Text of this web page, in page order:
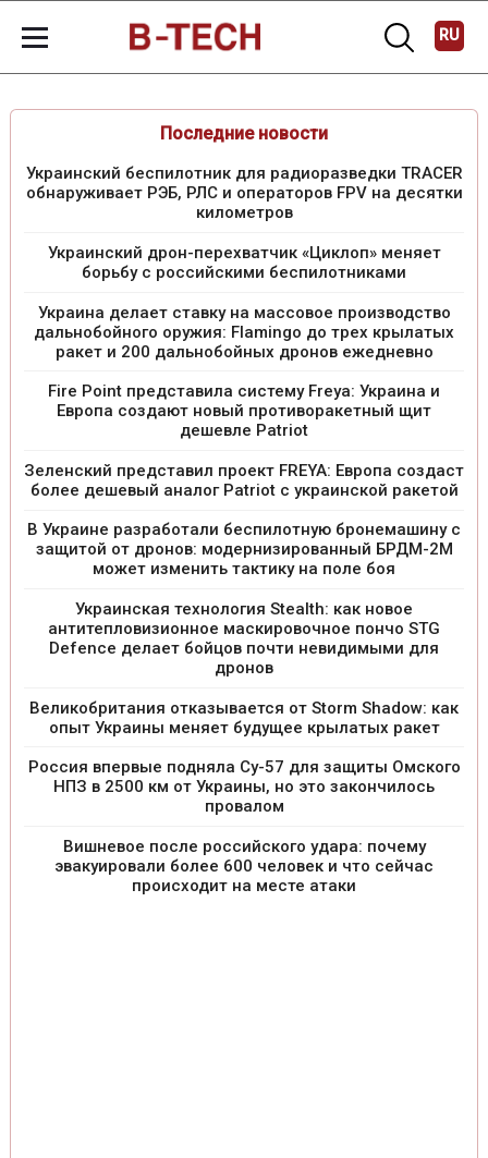
RU
Последние новости
Украинский беспилотник для радиоразведки TRACER
обнаруживает РЭБ, РЛС и операторов FPV на десятки
километров
Украинский дрон-перехватчик «Циклоп» меняет
борьбу с российскими беспилотниками
Украина делает ставку на массовое производство
дальнобойного оружия: Flamingo до трех крылатых
ракет и 200 дальнобойных дронов ежедневно
Fire Point представила систему Freya: Украина и
Европа создают новый противоракетный щит
дешевле Patriot
Зеленский представил проект FREYA: Европа создаст
более дешевый аналог Patriot с украинской ракетой
В Украине разработали беспилотную бронемашину с
защитой от дронов: модернизированный БРДМ-2М
может изменить тактику на поле боя
Украинская технология Stealth: как новое
антитепловизионное маскировочное пончо STG
Defence делает бойцов почти невидимыми для
дронов
Великобритания отказывается от Storm Shadow: как
опыт Украины меняет будущее крылатых ракет
Россия впервые подняла Су-57 для защиты Омского
НПЗ в 2500 км от Украины, но это закончилось
провалом
Вишневое после российского удара: почему
эвакуировали более 600 человек и что сейчас
происходит на месте атаки